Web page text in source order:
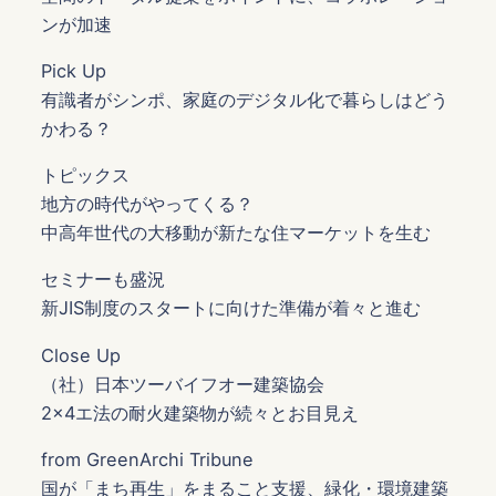
ンが加速
Pick Up
有識者がシンポ、家庭のデジタル化で暮らしはどう
かわる？
トピックス
地方の時代がやってくる？
中高年世代の大移動が新たな住マーケットを生む
セミナーも盛況
新JIS制度のスタートに向けた準備が着々と進む
Close Up
（社）日本ツーバイフオー建築協会
2×4エ法の耐火建築物が続々とお目見え
from GreenArchi Tribune
国が「まち再生」をまること支援、緑化・環境建築